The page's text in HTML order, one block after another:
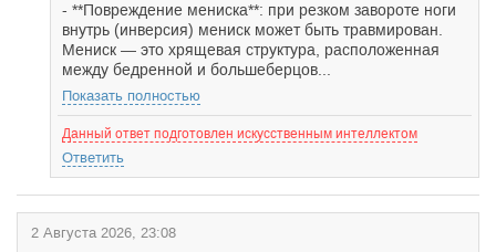
- **Повреждение мениска**: при резком завороте ноги
внутрь (инверсия) мениск может быть травмирован.
Мениск — это хрящевая структура, расположенная
между бедренной и большеберцов...
Показать полностью
Данный ответ подготовлен искусственным интеллектом
Ответить
2 Августа 2026, 23:08